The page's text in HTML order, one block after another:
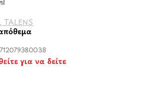
TALENS
για να δείτε